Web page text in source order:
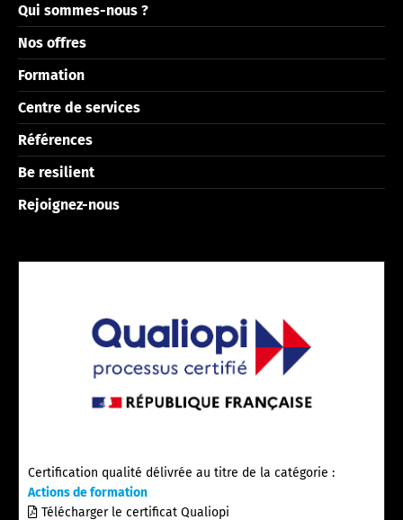
Qui sommes-nous ?
Nos offres
Formation
Centre de services
Références
Be resilient
Rejoignez-nous
Certification qualité délivrée au titre de la catégorie :
Actions de formation
Télécharger le certificat Qualiopi